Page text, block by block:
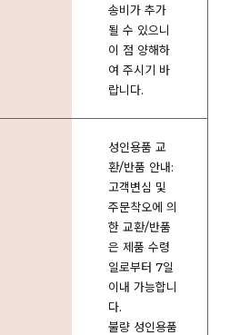
송비가 추가
될 수 있으니
이 점 양해하
여 주시기 바
랍니다.
성인용품 교
환/반품 안내:
고객변심 및
주문착오에 의
한 교환/반품
은 제품 수령
일로부터 7일
이내 가능합니
다.
불량 성인용품